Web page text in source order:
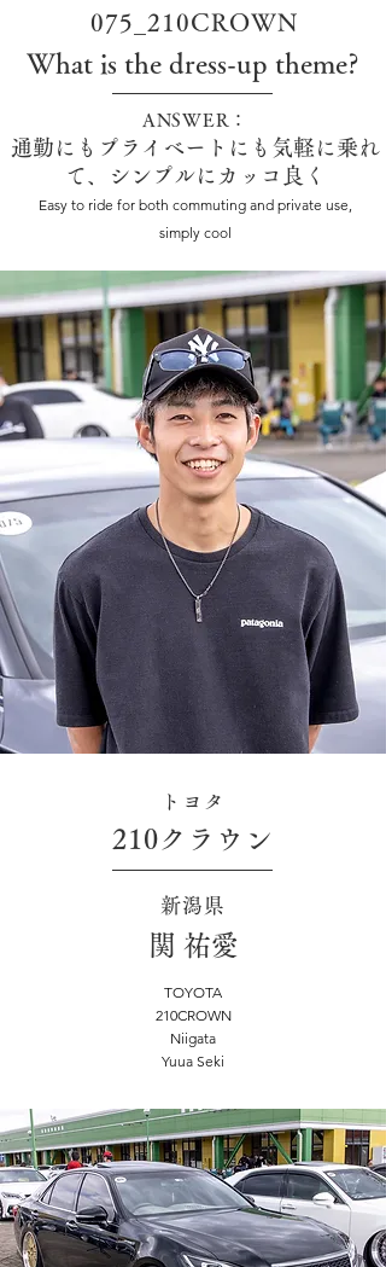
075_210CROWN
What is the dress-up theme?
ANSWER：
通勤にもプライベートにも気軽に乗れ
て、シンプルにカッコ良く
Easy to ride for both commuting and private use,
simply cool
トヨタ
210クラウン
新潟県
関 祐愛
TOYOTA
210CROWN
Niigata
Yuua Seki